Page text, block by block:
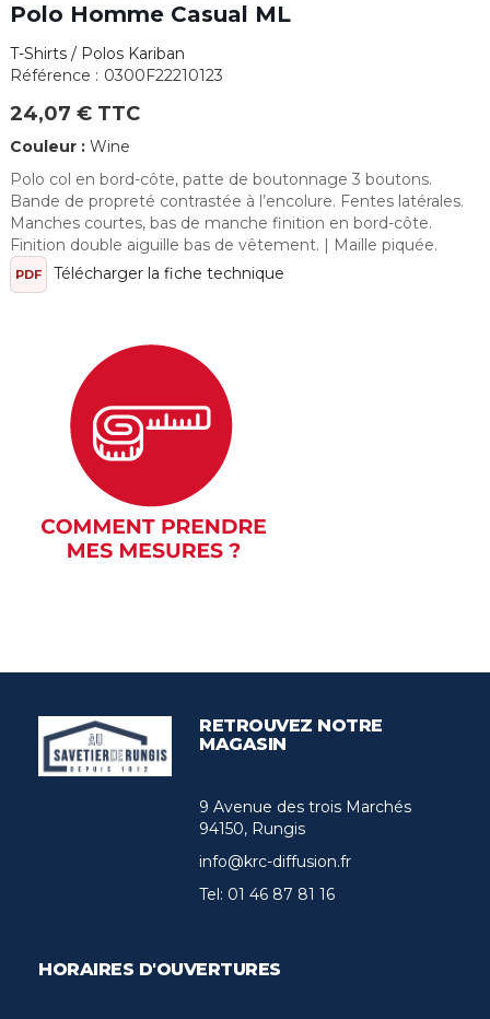
Polo Homme Casual ML
T-Shirts / Polos Kariban
Référence : 0300F22210123
24,07 € TTC
Couleur : Wine
Polo col en bord-côte, patte de boutonnage 3 boutons.
Bande de propreté contrastée à l’encolure. Fentes latérales.
Manches courtes, bas de manche finition en bord-côte.
Finition double aiguille bas de vêtement. | Maille piquée.
PDF Télécharger la fiche technique
RETROUVEZ NOTRE
MAGASIN
9 Avenue des trois Marchés
94150, Rungis
info@krc-diffusion.fr
Tel: 01 46 87 81 16
HORAIRES D'OUVERTURES